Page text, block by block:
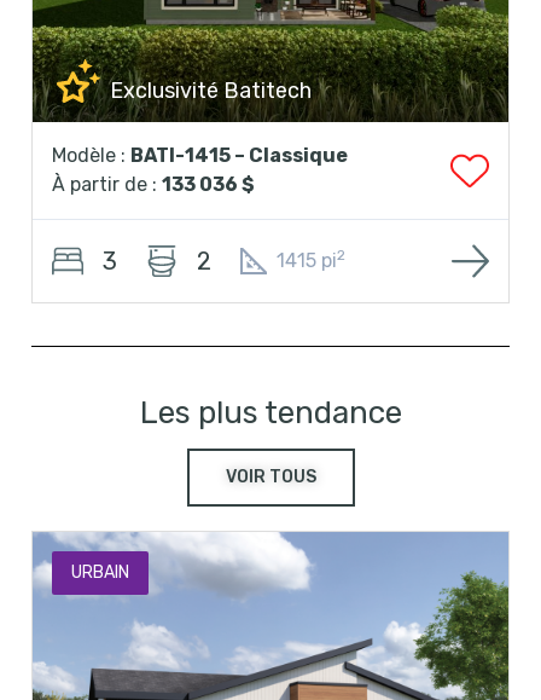
Exclusivité Batitech
Modèle : BATI-1415 – Classique
À partir de : 133 036 $
3 2 1415 pi2
Les plus tendance
VOIR TOUS
URBAIN